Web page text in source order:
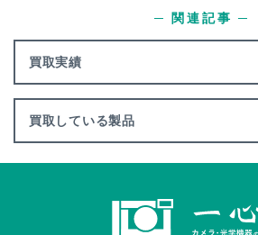
買取実績
─ 関連記事 ─
買取している製品